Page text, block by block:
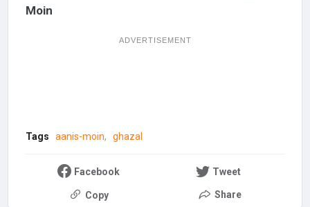
Moin
ADVERTISEMENT
Tags aanis-moin ghazal
Facebook Tweet
Copy Share